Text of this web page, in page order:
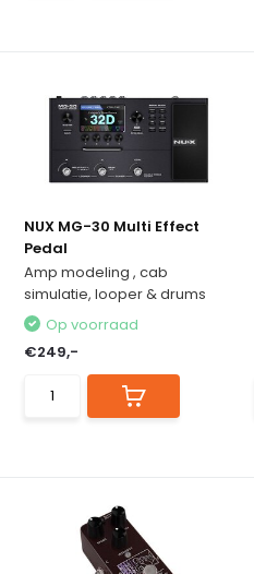
NUX MG-30 Multi Effect
Pedal
Amp modeling , cab
simulatie, looper & drums
Op voorraad
€249,-